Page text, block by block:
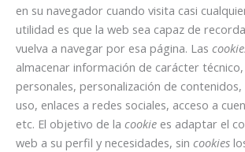
en su navegador cuando visita casi
utilidad es que la web sea capaz de
vuelva a navegar por esa página. Las
almacenar información de carácter
personales, personalización de
uso, enlaces a redes sociales, acceso a
etc. El objetivo de la cookie es adaptar el
web a su perfil y necesidades, sin cookies